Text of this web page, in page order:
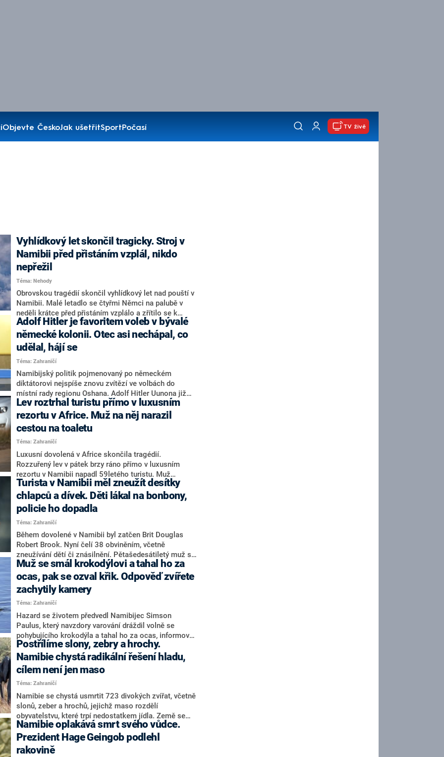
Objevte ČeskoJak ušetřitSportPočasí TV živě
Vyhlídkový let skončil tragicky. Stroj v
Namibii před přistáním vzplál, nikdo
nepřežil
Téma: Nehody
Obrovskou tragédií skončil vyhlídkový let nad pouští v
Namibii. Malé letadlo se čtyřmi Němci na palubě v
neděli krátce před přistáním vzplálo a zřítilo se k
zemi. Nikdo havárii nepřežil, informovala v pondělí
zahraniční média.
Adolf Hitler je favoritem voleb v bývalé
německé kolonii. Otec asi nechápal, co
udělal, hájí se
Téma: Zahraničí
Namibijský politik pojmenovaný po německém
diktátorovi nejspíše znovu zvítězí ve volbách do
místní rady regionu Oshana. Adolf Hitler Uunona již
jednou ve volbách triumfoval se ziskem 85 procent
hlasů. Podle jeho slov si jeho otec při výběru jména
nebyl vědom, kdo byl Adolf Hitler.
Lev roztrhal turistu přímo v luxusním
rezortu v Africe. Muž na něj narazil
cestou na toaletu
Téma: Zahraničí
Luxusní dovolená v Africe skončila tragédií.
Rozzuřený lev v pátek brzy ráno přímo v luxusním
rezortu v Namibii napadl 59letého turistu. Muž
běsnění šelmy nepřežil. Incidentem se zabývá tamní
policie. Informovaly o tom agentury AFP a NAMPA.
Turista v Namibii měl zneužít desítky
chlapců a dívek. Děti lákal na bonbony,
policie ho dopadla
Téma: Zahraničí
Během dovolené v Namibii byl zatčen Brit Douglas
Robert Brook. Nyní čelí 38 obviněním, včetně
zneužívání dětí či znásilnění. Pětašedesátiletý muž se
podle britských médií zaměřil na chlapce a dívky z
domorodé komunity.
Muž se smál krokodýlovi a tahal ho za
ocas, pak se ozval křik. Odpověď zvířete
zachytily kamery
Téma: Zahraničí
Hazard se životem předvedl Namibijec Simson
Paulus, který navzdory varování dráždil volně se
pohybujícího krokodýla a tahal ho za ocas, informoval
deník The Namibian. Ještěr si ale provokaci nenechal
líbit a na muže zaútočil.
Postřílíme slony, zebry a hrochy.
Namibie chystá radikální řešení hladu,
cílem není jen maso
Téma: Zahraničí
Namibie se chystá usmrtit 723 divokých zvířat, včetně
slonů, zeber a hrochů, jejichž maso rozdělí
obyvatelstvu, které trpí nedostatkem jídla. Země se
potýká s nejhorším suchem za posledních 100 let,
informuje CNN.
Namibie oplakává smrt svého vůdce.
Prezident Hage Geingob podlehl
rakovině